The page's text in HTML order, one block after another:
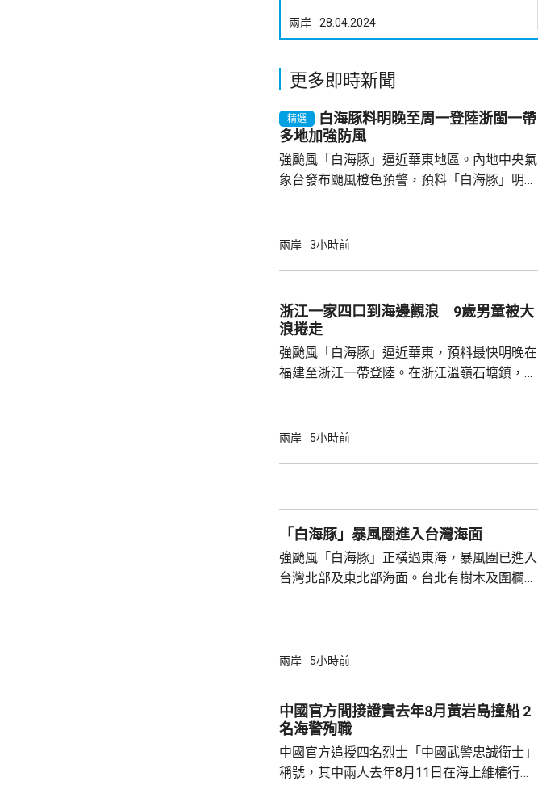
兩岸 28.04.2024
更多即時新聞
精選
白海豚料明晚至周一登陸浙閩一帶
多地加強防風
強颱風「白海豚」逼近華東地區。內地中央氣
象台發布颱風橙色預警，預料「白海豚」明晚
級，陣風15至17級；浙江、上海、江蘇等地，
區仍有暴雨，部分地區累計雨量可達200至
400毫米，浙江東部局部更將超過600毫米。
上海市氣象台指，「白海豚...
兩岸 3小時前
浙江一家四口到海邊觀浪 9歲男童被大
浪捲走
強颱風「白海豚」逼近華東，預料最快明晚在
福建至浙江一帶登陸。在浙江溫嶺石塘鎮，有
是一家人的兩名成人及兩名小童在海邊觀浪，
兩岸 5小時前
「白海豚」暴風圈進入台灣海面
強颱風「白海豚」正橫過東海，暴風圈已進入
台灣北部及東北部海面。台北有樹木及圍欄倒
的強度將減弱，暴風圈亦有縮小趨勢，但中部
新竹及苗栗山區昨日起至下星期二的總雨量可
達300毫米。連江縣明日停工停課，海空交通
暫停。
兩岸 5小時前
中國官方間接證實去年8月黃岩島撞船 2
名海警殉職
中國官方追授四名烈士「中國武警忠誠衛士」
稱號，其中兩人去年8月11日在海上維權行動